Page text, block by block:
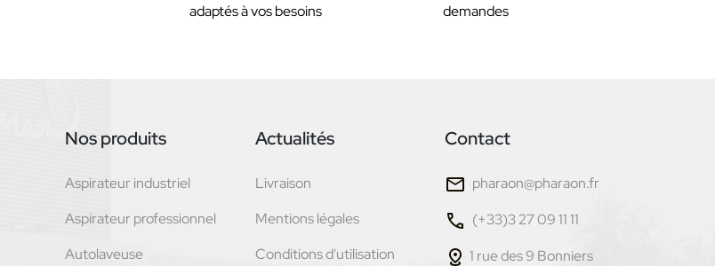
adaptés à vos besoins
demandes
Nos produits
Aspirateur industriel
Aspirateur professionnel
Autolaveuse
Actualités
Livraison
Mentions légales
Conditions d'utilisation
Contact
pharaon@pharaon.fr
(+33)3 27 09 11 11
1 rue des 9 Bonniers